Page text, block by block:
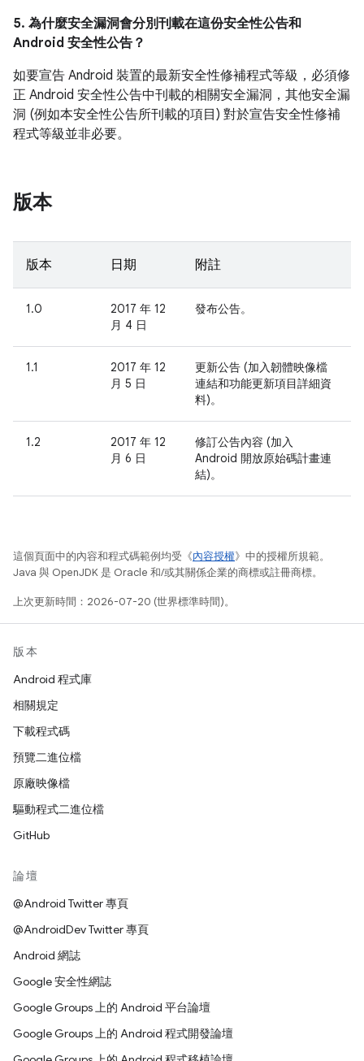
5. 為什麼安全漏洞會分別刊載在這份安全性公告和
Android 安全性公告？
如要宣告 Android 裝置的最新安全性修補程式等級，必須修
正 Android 安全性公告中刊載的相關安全漏洞，其他安全漏
洞 (例如本安全性公告所刊載的項目) 對於宣告安全性修補
程式等級並非必要。
版本
版本 日期 附註
1.0
2017 年 12
月 4 日
發布公告。
1.1
2017 年 12
月 5 日
更新公告 (加入韌體映像檔
連結和功能更新項目詳細資
料)。
1.2
2017 年 12
月 6 日
修訂公告內容 (加入
Android 開放原始碼計畫連
結)。
這個頁面中的內容和程式碼範例均受《內容授權》中的授權所規範。
Java 與 OpenJDK 是 Oracle 和/或其關係企業的商標或註冊商標。
上次更新時間：2026-07-20 (世界標準時間)。
版本
Android 程式庫
相關規定
下載程式碼
預覽二進位檔
原廠映像檔
驅動程式二進位檔
GitHub
論壇
@Android Twitter 專頁
@AndroidDev Twitter 專頁
Android 網誌
Google 安全性網誌
Google Groups 上的 Android 平台論壇
Google Groups 上的 Android 程式開發論壇